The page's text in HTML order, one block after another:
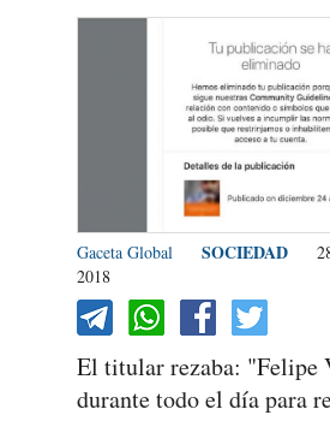
Gaceta Global SOCIEDAD
2018
El titular rezaba: "Felipe
durante todo el día para